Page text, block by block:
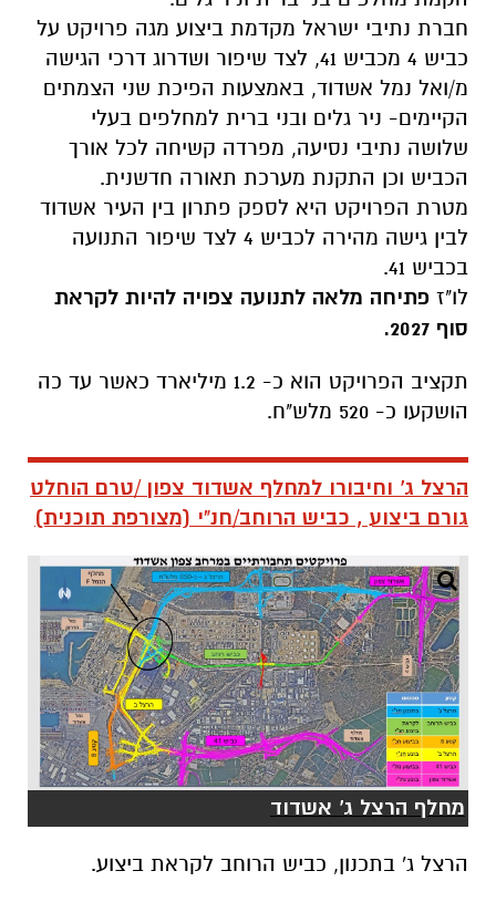
חברת נתיבי ישראל מקדמת ביצוע מגה פרויקט על
כביש 4 מכביש 41, לצד שיפור ושדרוג דרכי הגישה
מ/ואל נמל אשדוד, באמצעות הפיכת שני הצמתים
הקיימים- ניר גלים ובני ברית למחלפים בעלי
שלושה נתיבי נסיעה, מפרדה קשיחה לכל אורך
הכביש וכן התקנת מערכת תאורה חדשנית.
מטרת הפרויקט היא לספק פתרון בין העיר אשדוד
לבין גישה מהירה לכביש 4 לצד שיפור התנועה
בכביש 41.
לו"ז פתיחה מלאה לתנועה צפויה להיות לקראת
סוף 2027.
תקציב הפרויקט הוא כ- 1.2 מיליארד כאשר עד כה
הושקעו כ- 520 מלש"ח.
הרצל ג' וחיבורו למחלף אשדוד צפון /טרם הוחלט
גורם ביצוע , כביש הרוחב/חנ"י (מצורפת תוכנית)
מחלף הרצל ג' אשדוד
הרצל ג' בתכנון, כביש הרוחב לקראת ביצוע.